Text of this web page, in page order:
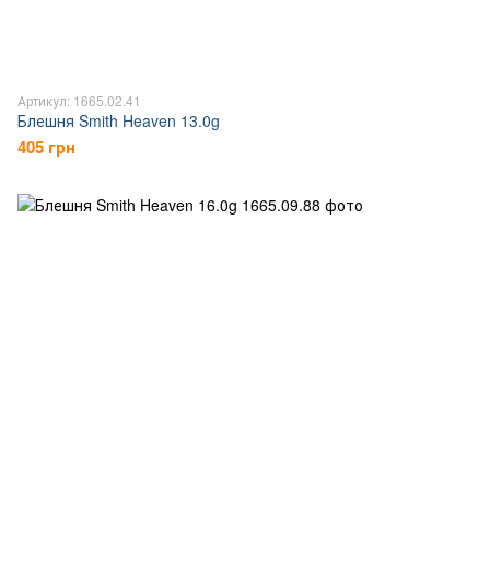
Артикул: 1665.02.41
Блешня Smith Heaven 13.0g
405 грн